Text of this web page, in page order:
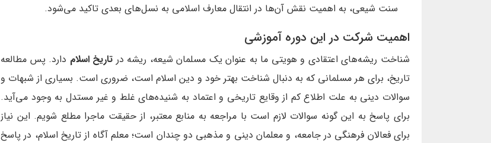
سنت شیعی، به اهمیت نقش آن‌ها در انتقال معارف اسلامی به نسل‌های بعدی تاکید می‌شود.
اهمیت شرکت در این دوره آموزشی
شناخت ریشه‌های اعتقادی و هویتی ما به عنوان یک مسلمان شیعه، ریشه در تاریخ اسلام دارد. پس مطالعه
تاریخ، برای هر مسلمانی که به دنبال شناخت بهتر خود و دین اسلام است، ضروری است. بسیاری از شبهات و
سوالات دینی به علت اطلاع کم از وقایع تاریخی و اعتماد به شنیده‌های غلط و غیر مستدل به وجود می‌آید.
برای پاسخ به این گونه سوالات لازم است با مراجعه به منابع معتبر، از حقیقت ماجرا مطلع شویم. این نیاز
برای فعالان فرهنگی در جامعه، و معلمان دینی و مذهبی دو چندان است؛ معلم آگاه از تاریخ اسلام، در پاسخ